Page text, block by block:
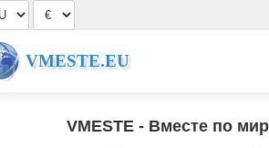
VMESTE.EU
VMESTE- Вместе по